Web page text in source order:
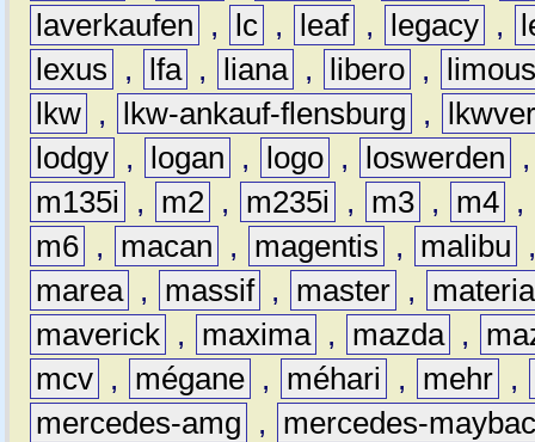
laverkaufen
, lc , leaf , legacy ,
lexus
, lfa , liana , libero ,
lkw , lkw-ankauf-flensburg ,
lodgy , logan , logo , loswerden
m135i
, m2 , m235i , m3 , m4 ,
m6 , macan , magentis , malibu
marea , massif , master ,
materia
maverick , maxima , mazda ,
mcv , mégane , méhari , mehr ,
mercedes-amg
,
mercedes-